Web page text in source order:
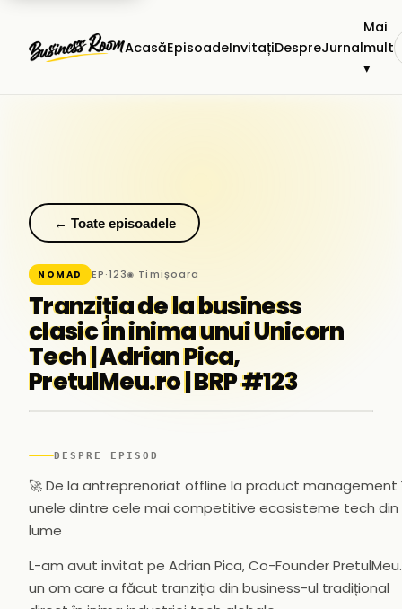
AcasăEpisoadeInvitațiDespreJurnal
Mai
mult
▾
← Toate episoadele
NOMAD EP·123◉ Timișoara
Tranziția de la business
clasic în inima unui Unicorn
Tech | Adrian Pica,
PretulMeu.ro | BRP #123
DESPRE EPISOD
🚀 De la antreprenoriat offline la product management
unele dintre cele mai competitive ecosisteme tech din
lume
L-am avut invitat pe Adrian Pica, Co-Founder
un om care a făcut tranziția din business-ul tradițional